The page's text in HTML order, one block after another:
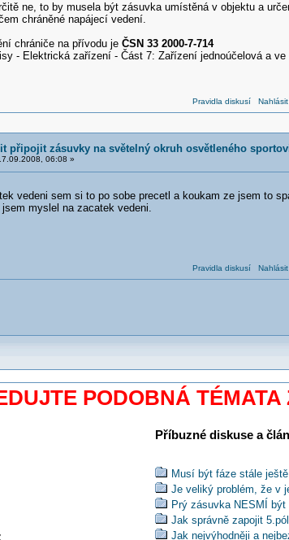
ne, to by musela být zásuvka umístěná v objektu a
chráněné napájecí vedení.
chrániče na přívodu je ČSN 33 2000-7-714
- Elektrická zařízení - Část 7: Zařízení jednoúčelová a
Pravidla diskusí
připojit zásuvky na světelný okruh osvětleného
06:08 »
vedeni sem si to po sobe precetl a koukam ze jsem to
myslel na zacatek vedeni.
Pravidla diskusí
PODOBNÁ TÉMATA
Příbuzné diskuse a
Musí být fáze stále
Je veliký problém, že v
Prý zásuvka NESMÍ
Jak správně zapojit
Jak nejvýhodněji a